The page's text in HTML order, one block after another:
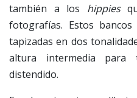
también a los hippies
fotografías. Estos
tapizadas en dos
altura intermedia para
distendido.